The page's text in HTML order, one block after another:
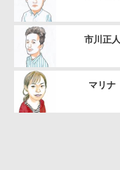
市川正人
マリナ